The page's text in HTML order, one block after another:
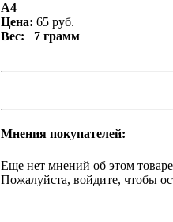
А4
Цена: 65 руб.
Вес: 7 грамм
Мнения покупателей:
Еще нет мнений об этом
Пожалуйста, войдите, чтобы